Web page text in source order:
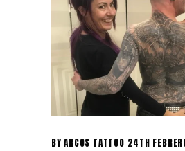
BYARCOS TATTOO 24TH